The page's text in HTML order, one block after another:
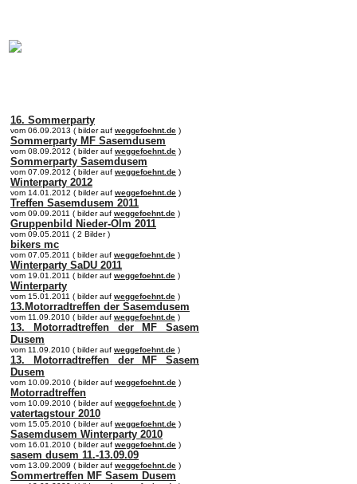
16. Sommerparty
vom 06.09.2013 ( bilder auf weggefoehnt.de )
Sommerparty MF Sasemdusem
vom 08.09.2012 ( bilder auf weggefoehnt.de )
Sommerparty Sasemdusem
vom 07.09.2012 ( bilder auf weggefoehnt.de )
Winterparty 2012
vom 14.01.2012 ( bilder auf weggefoehnt.de )
Treffen Sasemdusem 2011
vom 09.09.2011 ( bilder auf weggefoehnt.de )
Gruppenbild Nieder-Olm 2011
vom 09.05.2011 ( 2 Bilder )
bikers mc
vom 07.05.2011 ( bilder auf weggefoehnt.de )
Winterparty SaDU 2011
vom 19.01.2011 ( bilder auf weggefoehnt.de )
Winterparty
vom 15.01.2011 ( bilder auf weggefoehnt.de )
13.Motorradtreffen der Sasemdusem
vom 11.09.2010 ( bilder auf weggefoehnt.de )
13. Motorradtreffen der MF Sasem
Dusem
vom 11.09.2010 ( bilder auf weggefoehnt.de )
13. Motorradtreffen der MF Sasem
Dusem
vom 10.09.2010 ( bilder auf weggefoehnt.de )
Motorradtreffen
vom 10.09.2010 ( bilder auf weggefoehnt.de )
vatertagstour 2010
vom 15.05.2010 ( bilder auf weggefoehnt.de )
Sasemdusem Winterparty 2010
vom 16.01.2010 ( bilder auf weggefoehnt.de )
sasem dusem 11.-13.09.09
vom 13.09.2009 ( bilder auf weggefoehnt.de )
Sommertreffen MF Sasem Dusem